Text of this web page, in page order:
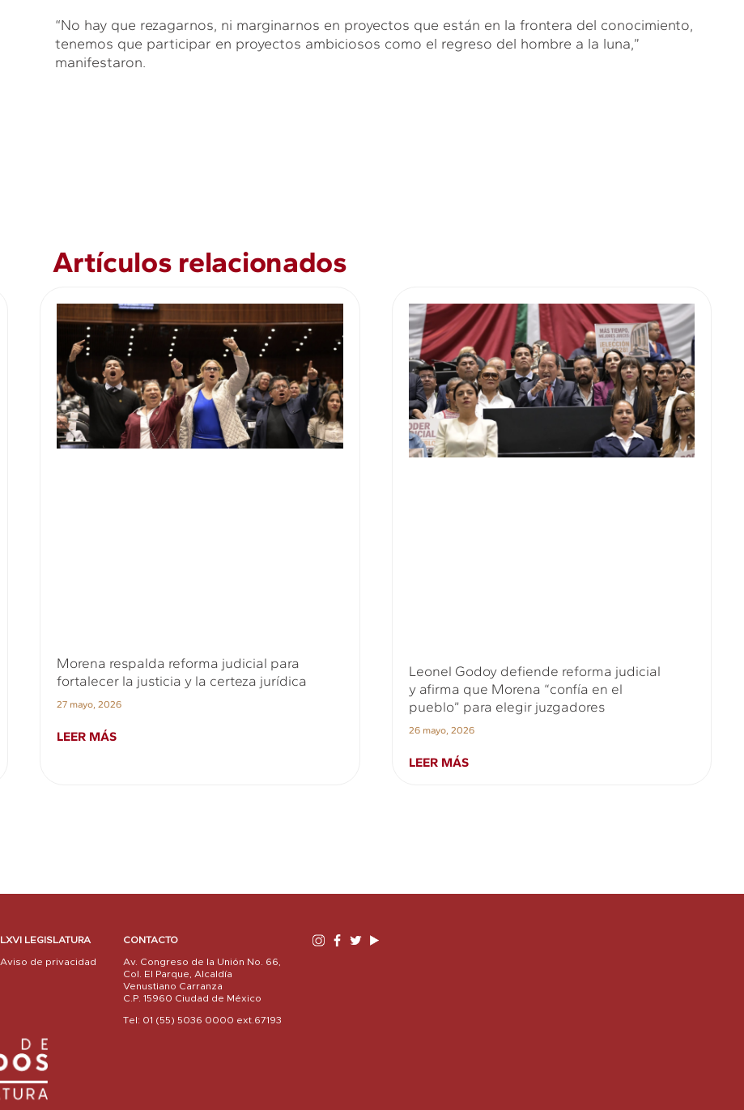
“No hay que rezagarnos, ni marginarnos en proyectos que están en la frontera del conocimiento,
tenemos que participar en proyectos ambiciosos como el regreso del hombre a la luna,”
manifestaron.
Artículos relacionados
Morena respalda reforma judicial para
fortalecer la justicia y la certeza jurídica
27 mayo, 2026
LEER MÁS
Leonel Godoy defiende reforma judicial
y afirma que Morena “confía en el
pueblo” para elegir juzgadores
26 mayo, 2026
LEER MÁS
LXVI LEGISLATURA
Aviso de privacidad
CONTACTO
Av. Congreso de la Unión No. 66,
Col. El Parque, Alcaldía
Venustiano Carranza
C.P. 15960 Ciudad de México
Tel: 01 (55) 5036 0000 ext.67193